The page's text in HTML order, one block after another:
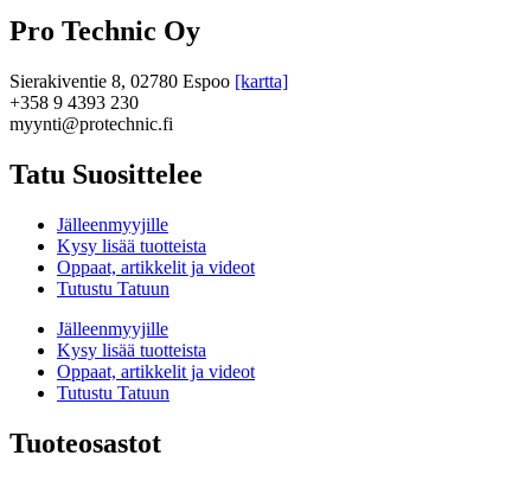
Pro Technic Oy
Sierakiventie 8, 02780 Espoo [kartta]
+358 9 4393 230
myynti@protechnic.fi
Tatu Suosittelee
Jälleenmyyjille
Kysy lisää tuotteista
Oppaat, artikkelit ja videot
Tutustu Tatuun
Jälleenmyyjille
Kysy lisää tuotteista
Oppaat, artikkelit ja videot
Tutustu Tatuun
Tuoteosastot